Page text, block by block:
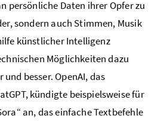
persönliche Daten ihrer Opfer zu
sondern auch Stimmen, Musik
künstlicher Intelligenz
Möglichkeiten dazu
besser. OpenAI, das
kündigte beispielsweise für
an, das einfache Textbefehle